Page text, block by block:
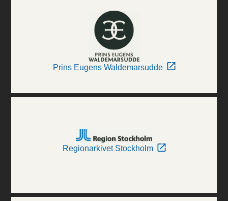
Prins Eugens Waldemarsudde
Regionarkivet Stockholm